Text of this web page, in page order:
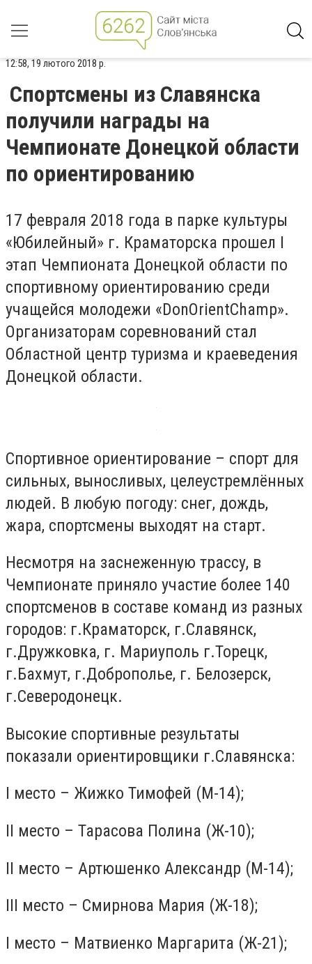
12:58, 19 лютого 2018 р.
Спортсмены из Славянска
получили награды на
Чемпионате Донецкой области
по ориентированию
17 февраля 2018 года в парке культуры
«Юбилейный» г. Краматорска прошел I
этап Чемпионата Донецкой области по
спортивному ориентированию среди
учащейся молодежи «DonOrientChamp».
Организаторам соревнований стал
Областной центр туризма и краеведения
Донецкой области.
Спортивное ориентирование – спорт для
сильных, выносливых, целеустремлённых
людей. В любую погоду: снег, дождь,
жара, спортсмены выходят на старт.
Несмотря на заснеженную трассу, в
Чемпионате приняло участие более 140
спортсменов в составе команд из разных
городов: г.Краматорск, г.Славянск,
г.Дружковка, г. Мариуполь г.Торецк,
г.Бахмут, г.Доброполье, г. Белозерск,
г.Северодонецк.
Высокие спортивные результаты
показали ориентировщики г.Славянска:
I место – Жижко Тимофей (М-14);
II место – Тарасова Полина (Ж-10);
II место – Артюшенко Александр (М-14);
III место – Смирнова Мария (Ж-18);
I место – Матвиенко Маргарита (Ж-21);